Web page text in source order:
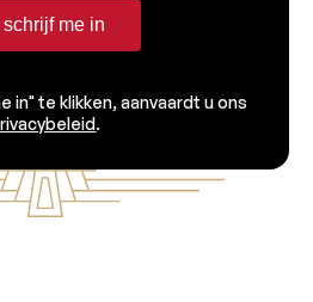
schrijf me in
in" te klikken, aanvaardt u ons
.